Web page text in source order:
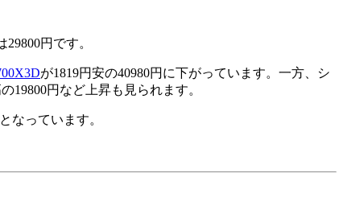
円です。
が1819円安の40980円に下がっています。一方、シ
19800円など上昇も見られます。
なっています。